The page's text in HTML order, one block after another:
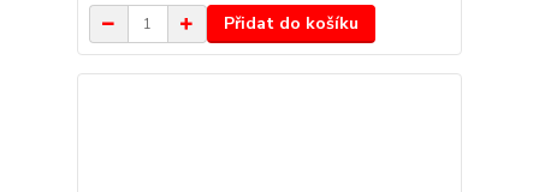
Přidat do košíku